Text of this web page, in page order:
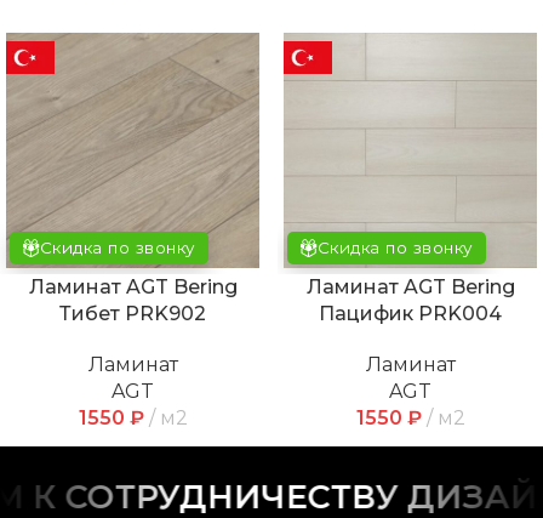
Скидка по звонку
Ламинат AGT Bering
Тибет PRK902
Ламинат
AGT
1550 ₽ м2
Скидка по звонку
Ламинат AGT Bering
Пацифик PRK004
Ламинат
AGT
1550 ₽ м2
СОТРУДНИЧЕСТВУ